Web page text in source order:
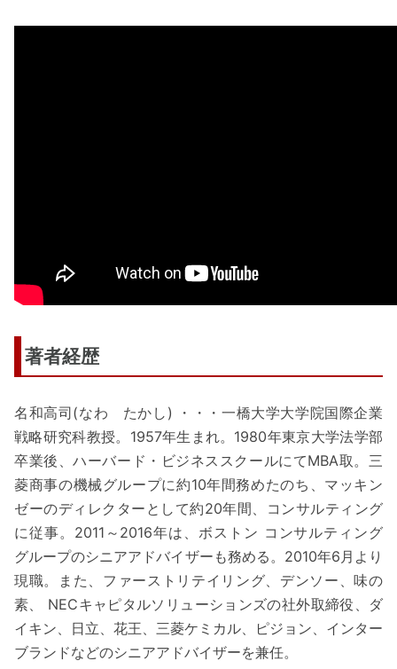
著者経歴
名和高司(なわ たかし) ・・・一橋大学大学院国際企業
戦略研究科教授。1957年生まれ。1980年東京大学法学部
卒業後、ハーバード・ビジネススクールにてMBA取。三
菱商事の機械グループに約10年間務めたのち、マッキン
ゼーのディレクターとして約20年間、コンサルティング
に従事。2011～2016年は、ボストン コンサルティング
グループのシニアアドバイザーも務める。2010年6月より
現職。また、ファーストリテイリング、デンソー、味の
素、 NECキャピタルソリューションズの社外取締役、ダ
イキン、日立、花王、三菱ケミカル、ピジョン、インター
ブランドなどのシニアアドバイザーを兼任。